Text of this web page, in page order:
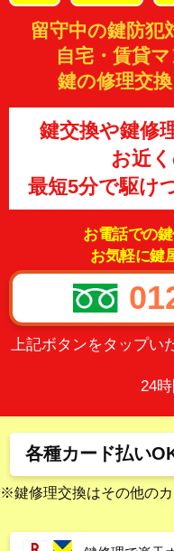
留守中の鍵防犯
自宅・賃貸
鍵の修理交
鍵交換や鍵修
お近
最短5分で駆け
お電話での
お気軽に鍵
上記ボタンをタップい
24
各種カード払い
※鍵修理交換はその他の